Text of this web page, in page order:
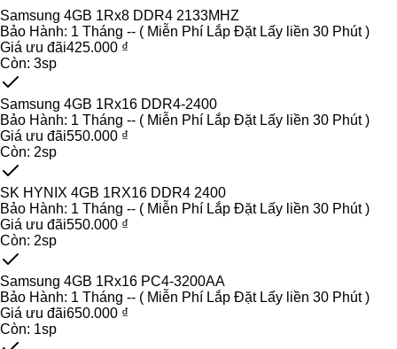
Samsung 4GB 1Rx8 DDR4 2133MHZ
Bảo Hành: 1 Tháng -- ( Miễn Phí Lắp Đặt Lấy liền 30 Phút )
Giá ưu đãi425.000 ₫
Còn: 3sp
Samsung 4GB 1Rx16 DDR4-2400
Bảo Hành: 1 Tháng -- ( Miễn Phí Lắp Đặt Lấy liền 30 Phút )
Giá ưu đãi550.000 ₫
Còn: 2sp
SK HYNIX 4GB 1RX16 DDR4 2400
Bảo Hành: 1 Tháng -- ( Miễn Phí Lắp Đặt Lấy liền 30 Phút )
Giá ưu đãi550.000 ₫
Còn: 2sp
Samsung 4GB 1Rx16 PC4-3200AA
Bảo Hành: 1 Tháng -- ( Miễn Phí Lắp Đặt Lấy liền 30 Phút )
Giá ưu đãi650.000 ₫
Còn: 1sp